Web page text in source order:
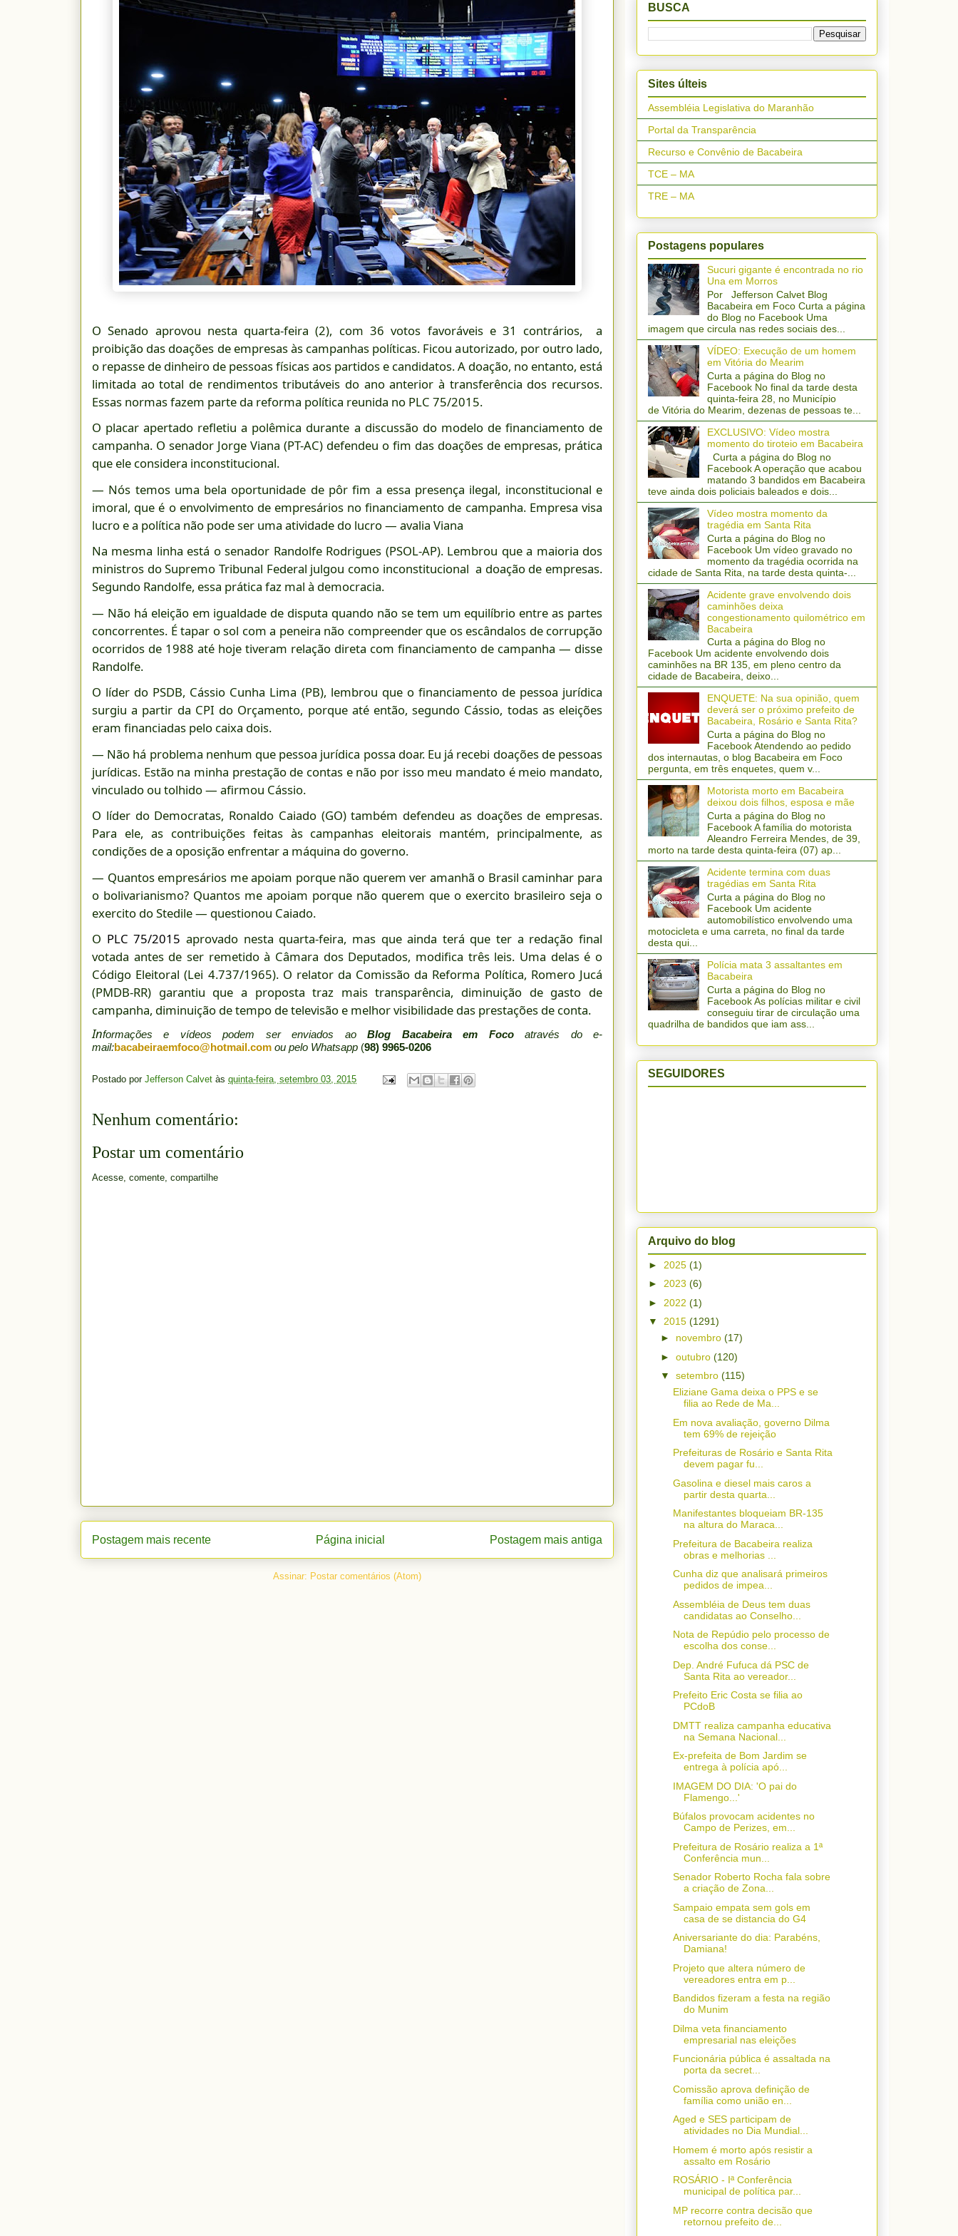
O Senado aprovou nesta quarta-feira (2), com 36 votos favoráveis e 31 contrários, a
proibição das doações de empresas às campanhas políticas. Ficou autorizado, por outro lado,
o repasse de dinheiro de pessoas físicas aos partidos e candidatos. A doação, no entanto, está
limitada ao total de rendimentos tributáveis do ano anterior à transferência dos recursos.
Essas normas fazem parte da reforma política reunida no PLC 75/2015.
O placar apertado refletiu a polêmica durante a discussão do modelo de financiamento de
campanha. O senador Jorge Viana (PT-AC) defendeu o fim das doações de empresas, prática
que ele considera inconstitucional.
— Nós temos uma bela oportunidade de pôr fim a essa presença ilegal, inconstitucional e
imoral, que é o envolvimento de empresários no financiamento de campanha. Empresa visa
lucro e a política não pode ser uma atividade do lucro — avalia Viana
Na mesma linha está o senador Randolfe Rodrigues (PSOL-AP). Lembrou que a maioria dos
ministros do Supremo Tribunal Federal julgou como inconstitucional a doação de empresas.
Segundo Randolfe, essa prática faz mal à democracia.
— Não há eleição em igualdade de disputa quando não se tem um equilíbrio entre as partes
concorrentes. É tapar o sol com a peneira não compreender que os escândalos de corrupção
ocorridos de 1988 até hoje tiveram relação direta com financiamento de campanha — disse
Randolfe.
O líder do PSDB, Cássio Cunha Lima (PB), lembrou que o financiamento de pessoa jurídica
surgiu a partir da CPI do Orçamento, porque até então, segundo Cássio, todas as eleições
eram financiadas pelo caixa dois.
— Não há problema nenhum que pessoa jurídica possa doar. Eu já recebi doações de pessoas
jurídicas. Estão na minha prestação de contas e não por isso meu mandato é meio mandato,
vinculado ou tolhido — afirmou Cássio.
O líder do Democratas, Ronaldo Caiado (GO) também defendeu as doações de empresas.
Para ele, as contribuições feitas às campanhas eleitorais mantém, principalmente, as
condições de a oposição enfrentar a máquina do governo.
— Quantos empresários me apoiam porque não querem ver amanhã o Brasil caminhar para
o bolivarianismo? Quantos me apoiam porque não querem que o exercito brasileiro seja o
exercito do Stedile — questionou Caiado.
O PLC 75/2015 aprovado nesta quarta-feira, mas que ainda terá que ter a redação final
votada antes de ser remetido à Câmara dos Deputados, modifica três leis. Uma delas é o
Código Eleitoral (Lei 4.737/1965). O relator da Comissão da Reforma Política, Romero Jucá
(PMDB-RR) garantiu que a proposta traz mais transparência, diminuição de gasto de
campanha, diminuição de tempo de televisão e melhor visibilidade das prestações de conta.
Informações e vídeos podem ser enviados aoBlog Bacabeira em Focoatravés do e-
mail:bacabeiraemfoco@hotmail.com ou pelo Whatsapp (98) 9965-0206
Postado por Jefferson Calvet às quinta-feira, setembro 03, 2015
Nenhum comentário:
Postar um comentário
Acesse, comente, compartilhe
Postagem mais recente Postagem mais antiga
Página inicial
Assinar: Postar comentários (Atom)
BUSCA
Sites últeis
Assembléia Legislativa do Maranhão
Portal da Transparência
Recurso e Convênio de Bacabeira
TCE – MA
TRE – MA
Postagens populares
Sucuri gigante é encontrada no rio
Una em Morros
Por Jefferson Calvet Blog
Bacabeira em Foco Curta a página
do Blog no Facebook Uma
imagem que circula nas redes sociais des...
VÍDEO: Execução de um homem
em Vitória do Mearim
Curta a página do Blog no
Facebook No final da tarde desta
quinta-feira 28, no Município
de Vitória do Mearim, dezenas de pessoas te...
EXCLUSIVO: Vídeo mostra
momento do tiroteio em Bacabeira
Curta a página do Blog no
Facebook A operação que acabou
matando 3 bandidos em Bacabeira
teve ainda dois policiais baleados e dois...
Vídeo mostra momento da
tragédia em Santa Rita
Curta a página do Blog no
Facebook Um vídeo gravado no
momento da tragédia ocorrida na
cidade de Santa Rita, na tarde desta quinta-...
Acidente grave envolvendo dois
caminhões deixa
congestionamento quilométrico em
Bacabeira
Curta a página do Blog no
Facebook Um acidente envolvendo dois
caminhões na BR 135, em pleno centro da
cidade de Bacabeira, deixo...
ENQUETE: Na sua opinião, quem
deverá ser o próximo prefeito de
Bacabeira, Rosário e Santa Rita?
Curta a página do Blog no
Facebook Atendendo ao pedido
dos internautas, o blog Bacabeira em Foco
pergunta, em três enquetes, quem v...
Motorista morto em Bacabeira
deixou dois filhos, esposa e mãe
Curta a página do Blog no
Facebook A família do motorista
Aleandro Ferreira Mendes, de 39,
morto na tarde desta quinta-feira (07) ap...
Acidente termina com duas
tragédias em Santa Rita
Curta a página do Blog no
Facebook Um acidente
automobilístico envolvendo uma
motocicleta e uma carreta, no final da tarde
desta qui...
Polícia mata 3 assaltantes em
Bacabeira
Curta a página do Blog no
Facebook As polícias militar e civil
conseguiu tirar de circulação uma
quadrilha de bandidos que iam ass...
SEGUIDORES
Arquivo do blog
► 2025 (1)
► 2023 (6)
► 2022 (1)
▼ 2015 (1291)
► novembro (17)
► outubro (120)
▼ setembro (115)
Eliziane Gama deixa o PPS e se
filia ao Rede de Ma...
Em nova avaliação, governo Dilma
tem 69% de rejeição
Prefeituras de Rosário e Santa Rita
devem pagar fu...
Gasolina e diesel mais caros a
partir desta quarta...
Manifestantes bloqueiam BR-135
na altura do Maraca...
Prefeitura de Bacabeira realiza
obras e melhorias ...
Cunha diz que analisará primeiros
pedidos de impea...
Assembléia de Deus tem duas
candidatas ao Conselho...
Nota de Repúdio pelo processo de
escolha dos conse...
Dep. André Fufuca dá PSC de
Santa Rita ao vereador...
Prefeito Eric Costa se filia ao
PCdoB
DMTT realiza campanha educativa
na Semana Nacional...
Ex-prefeita de Bom Jardim se
entrega à polícia apó...
IMAGEM DO DIA: 'O pai do
Flamengo...'
Búfalos provocam acidentes no
Campo de Perizes, em...
Prefeitura de Rosário realiza a 1ª
Conferência mun...
Senador Roberto Rocha fala sobre
a criação de Zona...
Sampaio empata sem gols em
casa de se distancia do G4
Aniversariante do dia: Parabéns,
Damiana!
Projeto que altera número de
vereadores entra em p...
Bandidos fizeram a festa na região
do Munim
Dilma veta financiamento
empresarial nas eleições
Funcionária pública é assaltada na
porta da secret...
Comissão aprova definição de
família como união en...
Aged e SES participam de
atividades no Dia Mundial...
Homem é morto após resistir a
assalto em Rosário
ROSÁRIO - Iª Conferência
municipal de política par...
MP recorre contra decisão que
retornou prefeito de...